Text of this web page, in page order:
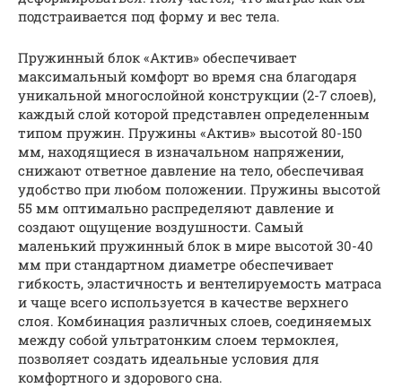
подстраивается под форму и вес тела.
Пружинный блок «Актив» обеспечивает
максимальный комфорт во время сна благодаря
уникальной многослойной конструкции (2-7 слоев),
каждый слой которой представлен определенным
типом пружин. Пружины «Актив» высотой 80-150
мм, находящиеся в изначальном напряжении,
снижают ответное давление на тело, обеспечивая
удобство при любом положении. Пружины высотой
55 мм оптимально распределяют давление и
создают ощущение воздушности. Самый
маленький пружинный блок в мире высотой 30-40
мм при стандартном диаметре обеспечивает
гибкость, эластичность и вентелируемость матраса
и чаще всего используется в качестве верхнего
слоя. Комбинация различных слоев, соединяемых
между собой ультратонким слоем термоклея,
позволяет создать идеальные условия для
комфортного и здорового сна.